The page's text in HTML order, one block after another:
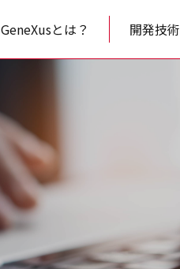
GeneXusとは？ 開発技術